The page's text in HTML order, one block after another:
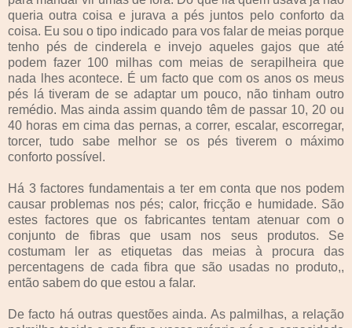
queria outra coisa e jurava a pés juntos pelo conforto da
coisa. Eu sou o tipo indicado para vos falar de meias porque
tenho pés de cinderela e invejo aqueles gajos que até
podem fazer 100 milhas com meias de serapilheira que
nada lhes acontece. É um facto que com os anos os meus
pés lá tiveram de se adaptar um pouco, não tinham outro
remédio. Mas ainda assim quando têm de passar 10, 20 ou
40 horas em cima das pernas, a correr, escalar, escorregar,
torcer, tudo sabe melhor se os pés tiverem o máximo
conforto possível.
Há 3 factores fundamentais a ter em conta que nos podem
causar problemas nos pés; calor, fricção e humidade. São
estes factores que os fabricantes tentam atenuar com o
conjunto de fibras que usam nos seus produtos. Se
costumam ler as etiquetas das meias à procura das
percentagens de cada fibra que são usadas no produto,,
então sabem do que estou a falar.
De facto há outras questões ainda. As palmilhas, a relação